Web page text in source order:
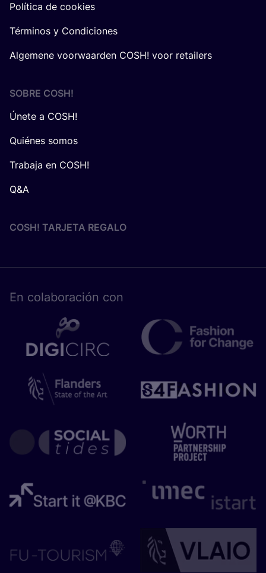
Política de cookies
Términos y Condiciones
Algemene voorwaarden COSH! voor retailers
SOBRE COSH!
Únete a COSH!
Quiénes somos
Trabaja en COSH!
Q&A
COSH! TARJETA REGALO
En cola­bo­ra­ción con